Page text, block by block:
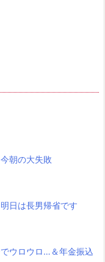
朝の大失敗
日は長男帰省です
ウロウロ…＆年金振込